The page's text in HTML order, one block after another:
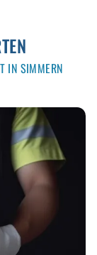
IN SIMMERN